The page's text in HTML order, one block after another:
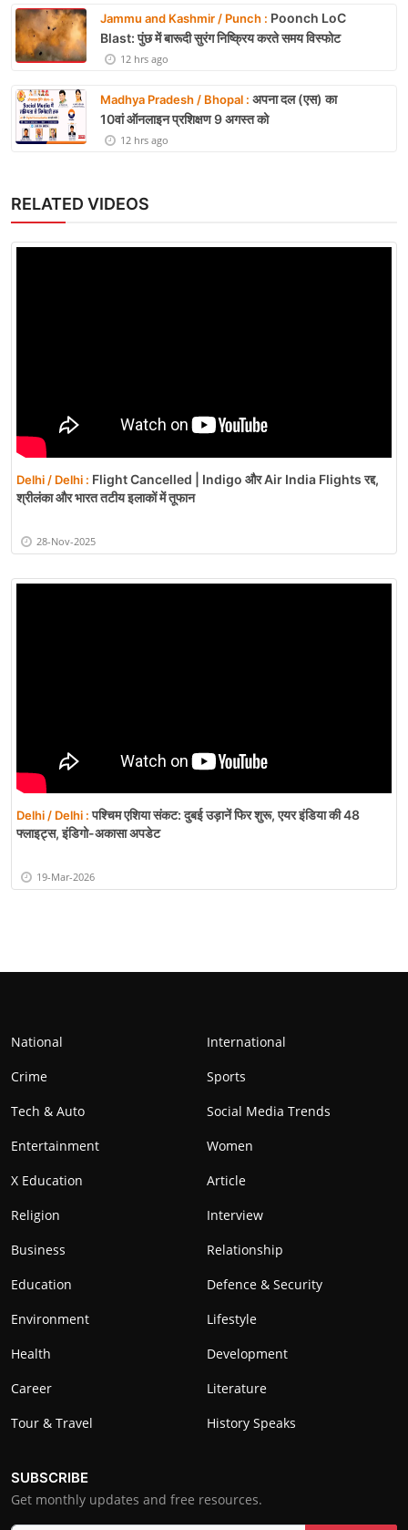
Jammu and Kashmir / Punch : Poonch LoC
Blast: पुंछ में बारूदी सुरंग निष्क्रिय करते समय विस्फोट
12 hrs ago
Madhya Pradesh / Bhopal : अपना दल (एस) का
10वां ऑनलाइन प्रशिक्षण 9 अगस्त को
12 hrs ago
RELATED VIDEOS
Delhi / Delhi : Flight Cancelled | Indigo और Air India Flights रद्द,
श्रीलंका और भारत तटीय इलाकों में तूफान
28-Nov-2025
Delhi / Delhi :पश्चिम एशिया संकट: दुबई उड़ानें फिर शुरू, एयर इंडिया की 48
फ्लाइट्स, इंडिगो-अकासा अपडेट
19-Mar-2026
National
International
Crime
Sports
Tech & Auto
Social Media Trends
Entertainment
Women
X Education
Article
Religion
Interview
Business
Relationship
Education
Defence & Security
Environment
Lifestyle
Health
Development
Career
Literature
Tour & Travel
History Speaks
SUBSCRIBE
Get monthly updates and free resources.